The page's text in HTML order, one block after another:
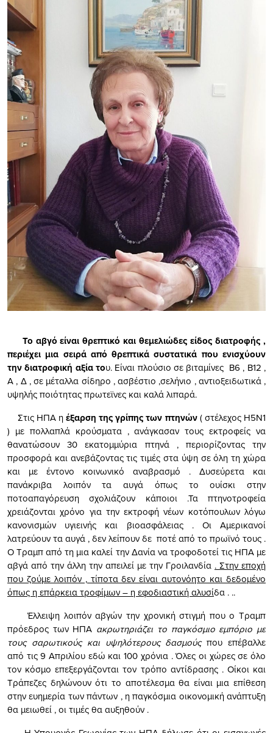
Το αβγό είναι θρεπτικό και θεμελιώδες είδος διατροφής ,
περιέχει μια σειρά από θρεπτικά συστατικά που ενισχύουν
την διατροφική αξία του. Είναι πλούσιο σε βιταμίνες Β6 , Β12 ,
Α , Δ , σε μέταλλα σίδηρο , ασβέστιο ,σελήνιο , αντιοξειδωτικά ,
υψηλής ποιότητας πρωτεϊνες και καλά λιπαρά.
Στις ΗΠΑ ηέξαρση της γρίπης των πτηνών( στέλεχος H5Ν1
) με πολλαπλά κρούσματα , ανάγκασαν τους εκτροφείς να
θανατώσουν 30 εκατομμύρια πτηνά , περιορίζοντας την
προσφορά και ανεβάζοντας τις τιμές στα ύψη σε όλη τη χώρα
και με έντονο κοινωνικό αναβρασμό . Δυσεύρετα και
πανάκριβα λοιπόν τα αυγά όπως το ουίσκι στην
ποτοαπαγόρευση σχολιάζουν κάποιοι .Τα πτηνοτροφεία
χρειάζονται χρόνο για την εκτροφή νέων κοτόπουλων λόγω
κανονισμών υγιεινής και βιοασφάλειας . Οι Αμερικανοί
λατρεύουν τα αυγά , δεν λείπουν δε ποτέ από το πρωϊνό τους .
Ο Τραμπ από τη μια καλεί την Δανία να τροφοδοτεί τις ΗΠΑ με
αβγά από την άλλη την απειλεί με την Γροιλανδία . Στην εποχή
που ζούμε λοιπόν , τίποτα δεν είναι αυτονόητο και δεδομένο
όπως η επάρκεια τροφίμων – η εφοδιαστική αλυσίδα . ..
Έλλειψη λοιπόν αβγών την χρονική στιγμή που ο Τραμπ
πρόεδρος των ΗΠΑ ακρωτηριάζει το παγκόσμιο εμπόριο με
τους σαρωτικούς και υψηλότερους δασμούςπου επέβαλλε
από τις 9 Απριλίου εδώ και 100 χρόνια . Όλες οι χώρες σε όλο
τον κόσμο επεξεργάζονται τον τρόπο αντίδρασης . Οίκοι και
Τράπεζες δηλώνουν ότι το αποτέλεσμα θα είναι μια επίθεση
στην ευημερία των πάντων , η παγκόσμια οικονομική ανάπτυξη
θα μειωθεί , οι τιμές θα αυξηθούν .